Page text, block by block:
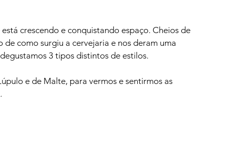
crescendo e conquistando espaço. Cheios de
como surgiu a cervejaria e nos deram uma
3 tipos distintos de estilos.
e de Malte, para vermos e sentirmos as